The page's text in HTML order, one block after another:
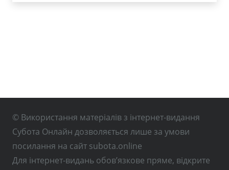
© Використання матеріалів з інтернет-видання
Субота Онлайн дозволяється лише за умови
посилання на сайт subota.online
Для інтернет-видань обов’язкове пряме, відкрите